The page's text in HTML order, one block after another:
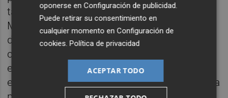
también por sus peculiaridades fuera de él.
Mathieu, un fumador empedernido, tuvo
dificultades para adaptarse al idioma y la
cultura española, lo que lo llevó a perderse
entrenamientos. Su adicción al tabaco fue
evidente en su rendimiento como lateral, una
oponerse enConfiguración de publicidad
Puede retirar su consentimiento en
cualquier momento enConfiguración de
cookies .Política de privacidad
ACEPTAR TODO